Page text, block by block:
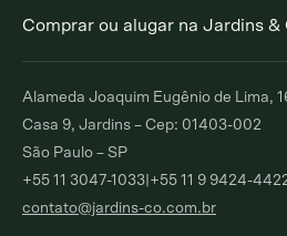
Comprar ou alugar na Jardins &
Alto de Pinheiros
Comprar Alugar
Moema Índios
ComprarAlugar
Alameda Joaquim Eugênio de Lima,
Casa 9, Jardins – Cep: 01403-002
São Paulo – SP
+55 11 3047-1033 +55 11 9 9424-
contato@jardins-co.com.br